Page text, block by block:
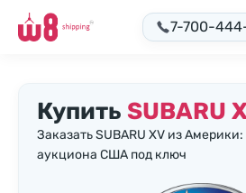
7-700-
Купить SUBARU
Заказать SUBARU XV из
аукциона США под ключ